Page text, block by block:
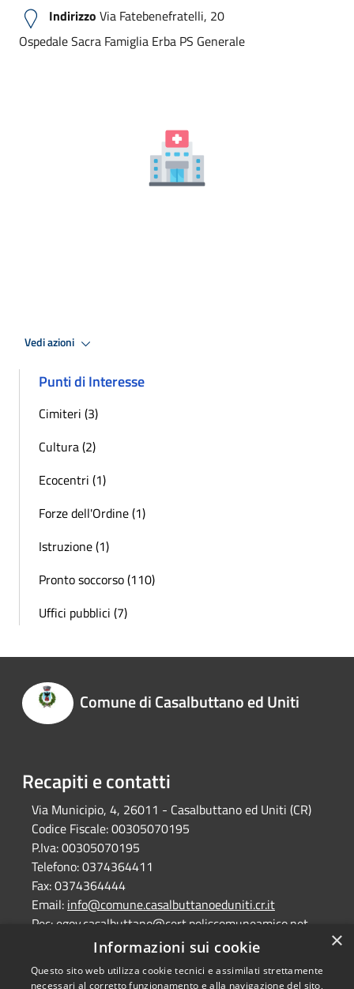
Indirizzo Via Fatebenefratelli, 20
Ospedale Sacra Famiglia Erba PS Generale
Vedi azioni
Punti di Interesse
Cimiteri (3)
Cultura (2)
Ecocentri (1)
Forze dell'Ordine (1)
Istruzione (1)
Pronto soccorso (110)
Uffici pubblici (7)
Comune di Casalbuttano ed Uniti
Recapiti e contatti
Via Municipio, 4, 26011 - Casalbuttano ed Uniti (CR)
Codice Fiscale:00305070195
P.Iva:00305070195
Telefono:0374364411
Fax:0374364444
Email: info@comune.casalbuttanoeduniti.cr.it
Pec: egov.casalbuttano@cert.poliscomuneamico.net
RSS Copyright © 2026 • Comune di
×
Informazioni sui cookie
Questo sito web utilizza cookie tecnici e assimilati strettamente
necessari al corretto funzionamento e alla navigazione del sito,